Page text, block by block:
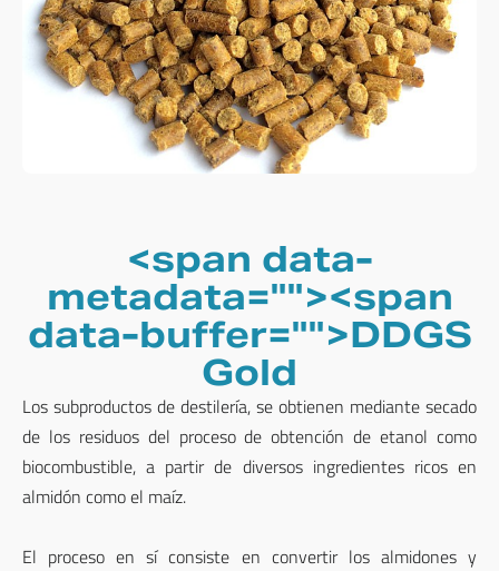
<span data-
metadata=""><span
data-buffer="">DDGS
Gold
Los subproductos de destilería, se obtienen mediante secado
de los residuos del proceso de obtención de etanol como
biocombustible, a partir de diversos ingredientes ricos en
almidón como el maíz.
El proceso en sí consiste en convertir los almidones y